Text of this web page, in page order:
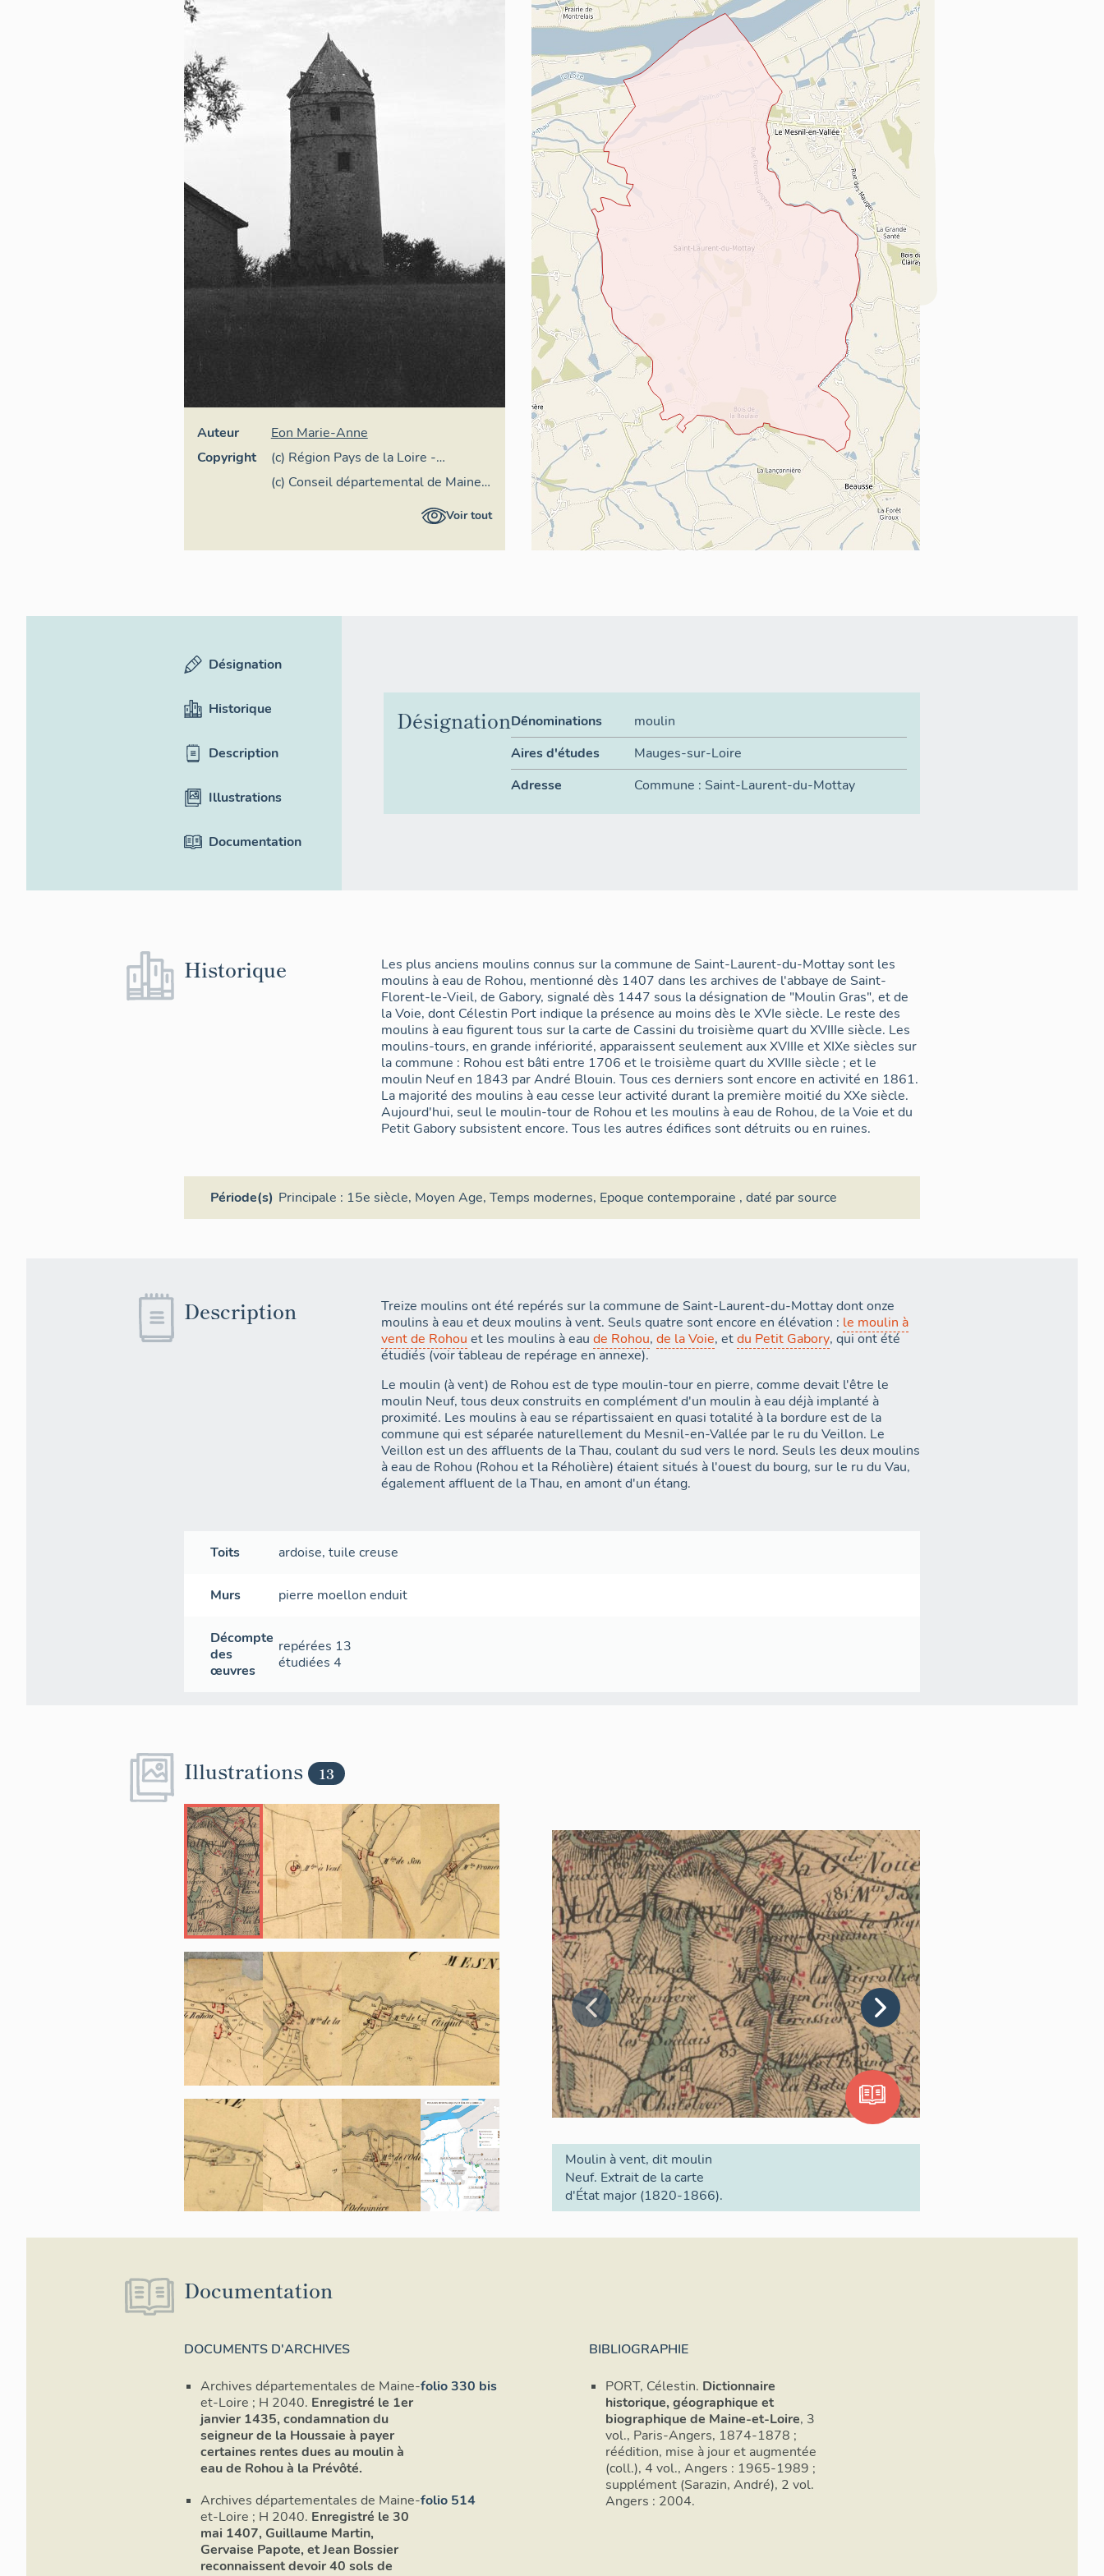
Auteur
Eon Marie-Anne
Copyright
(c) Région Pays de la Loire -
Inventaire général
(c) Conseil départemental de Maine-
Voir tout
Désignation
Historique
Description
Illustrations
Documentation
DésignationDénominations
moulin
Aires d'études
Mauges-sur-Loire
Adresse
Commune : Saint-Laurent-du-Mottay
Historique
Les plus anciens moulins connus sur la commune de Saint-Laurent-du-Mottay sont les
moulins à eau de Rohou, mentionné dès 1407 dans les archives de l'abbaye de Saint-
Florent-le-Vieil, de Gabory, signalé dès 1447 sous la désignation de "Moulin Gras", et de
la Voie, dont Célestin Port indique la présence au moins dès le XVIe siècle. Le reste des
moulins à eau figurent tous sur la carte de Cassini du troisième quart du XVIIIe siècle. Les
moulins-tours, en grande infériorité, apparaissent seulement aux XVIIIe et XIXe siècles sur
la commune : Rohou est bâti entre 1706 et le troisième quart du XVIIIe siècle ; et le
moulin Neuf en 1843 par André Blouin. Tous ces derniers sont encore en activité en 1861.
La majorité des moulins à eau cesse leur activité durant la première moitié du XXe siècle.
Aujourd'hui, seul le moulin-tour de Rohou et les moulins à eau de Rohou, de la Voie et du
Petit Gabory subsistent encore. Tous les autres édifices sont détruits ou en ruines.
Période(s) Principale : 15e siècle, Moyen Age,Temps modernes, Epoque contemporaine ,daté par source
Description
Treize moulins ont été repérés sur la commune de Saint-Laurent-du-Mottay dont onze
moulins à eau et deux moulins à vent. Seuls quatre sont encore en élévation : le moulin à
vent de Rohou et les moulins à eau de Rohou, de la Voie, etdu Petit Gabory, qui ont été
étudiés (voir tableau de repérage en annexe).
Le moulin (à vent) de Rohou est de type moulin-tour en pierre, comme devait l'être le
moulin Neuf, tous deux construits en complément d'un moulin à eau déjà implanté à
proximité. Les moulins à eau se répartissaient en quasi totalité à la bordure est de la
commune qui est séparée naturellement du Mesnil-en-Vallée par le ru du Veillon. Le
Veillon est un des affluents de la Thau, coulant du sud vers le nord. Seuls les deux moulins
à eau de Rohou (Rohou et la Réholière) étaient situés à l'ouest du bourg, sur le ru du Vau,
également affluent de la Thau, en amont d'un étang.
Toits ardoise,tuile creuse
Murs pierre moellon enduit
Décompte
des
œuvres
repérées 13
étudiées 4
Illustrations 13
Moulin à vent, dit moulin
Neuf. Extrait de la carte
d'État major (1820-1866).
Documentation
DOCUMENTS D'ARCHIVES
Archives départementales de Maine-
et-Loire ; H 2040. Enregistré le 1er
janvier 1435, condamnation du
seigneur de la Houssaie à payer
certaines rentes dues au moulin à
eau de Rohou à la Prévôté.
folio 330 bis
Archives départementales de Maine-
et-Loire ; H 2040. Enregistré le 30
mai 1407, Guillaume Martin,
Gervaise Papote, et Jean Bossier
reconnaissent devoir 40 sols de
folio 514
BIBLIOGRAPHIE
PORT, Célestin. Dictionnaire
historique, géographique et
biographique de Maine-et-Loire, 3
vol., Paris-Angers, 1874-1878 ;
réédition, mise à jour et augmentée
(coll.), 4 vol., Angers : 1965-1989 ;
supplément (Sarazin, André), 2 vol.
Angers : 2004.